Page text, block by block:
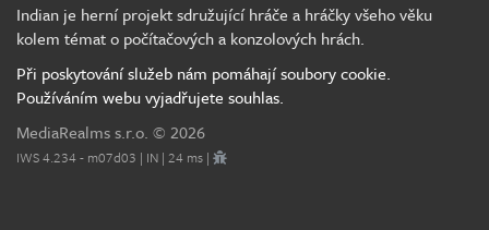
Indian je herní projekt sdružující hráče a hráčky všeho věku
kolem témat o počítačových a konzolových hrách.
Při poskytování služeb nám pomáhají soubory cookie.
Používáním webu vyjadřujete souhlas.
MediaRealms s.r.o. © 2026
IWS 4.234 - m07d03 | IN | 24 ms |